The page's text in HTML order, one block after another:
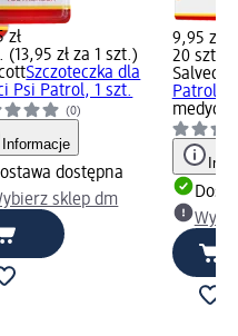
zł
(13,95 zł za 1 szt.)
Szczoteczka dla
Psi Patrol, 1 szt.
(0)
Informacje
dostępna
sklep dm
9,95 zł
20 szt.
Patrol,